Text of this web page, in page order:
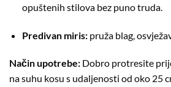
opuštenih stilova bez puno truda.
Predivan miris:pruža blag,
Način upotrebe: Dobro protresite
na suhu kosu s udaljenosti od oko 25